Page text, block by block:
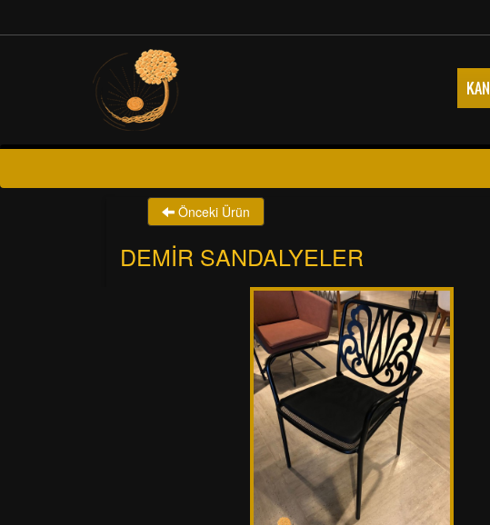
Önceki Ürün
DEMIR SANDALYELER